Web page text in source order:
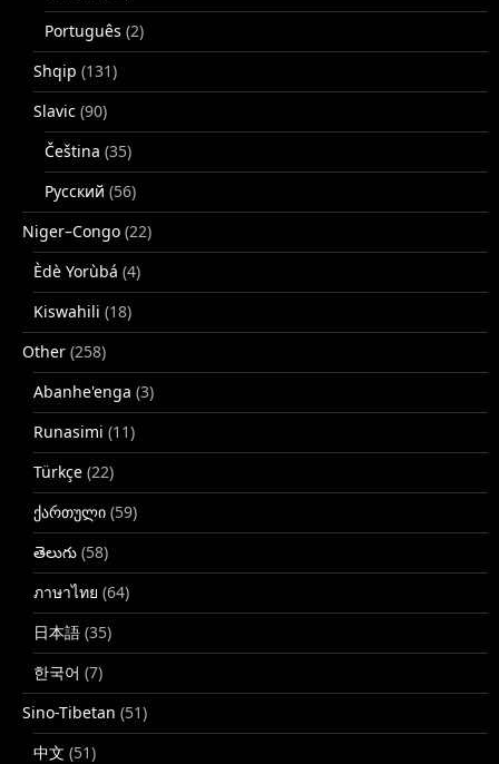
Português (2)
Shqip (131)
Slavic (90)
Čeština (35)
Русский (56)
Niger–Congo (22)
Èdè Yorùbá (4)
Kiswahili (18)
Other (258)
Abanhe'enga (3)
Runasimi (11)
Türkçe (22)
ქართული (59)
తెలుగు (58)
ภาษาไทย (64)
日本語 (35)
한국어 (7)
Sino-Tibetan (51)
中文 (51)